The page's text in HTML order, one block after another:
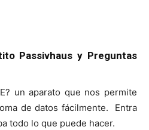
Passivhaus y Preguntas
un aparato que nos permite
de datos fácilmente. Entra
todo lo que puede hacer.